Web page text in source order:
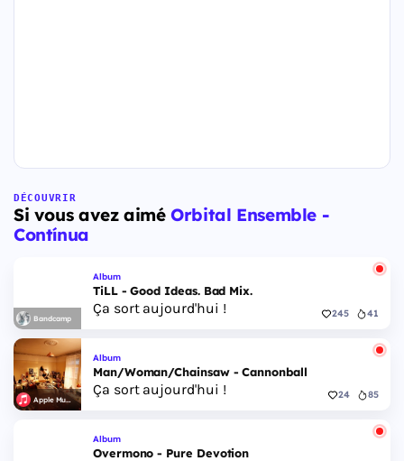
DÉCOUVRIR
Si vous avez aiméOrbital Ensemble -
Contínua
Bandcamp
Album
TiLL - Good Ideas. Bad Mix.
Ça sort aujourd'hui ! 245 41
Apple Music
Album
Man/Woman/Chainsaw - Cannonball
Ça sort aujourd'hui ! 24 85
Album
Overmono - Pure Devotion